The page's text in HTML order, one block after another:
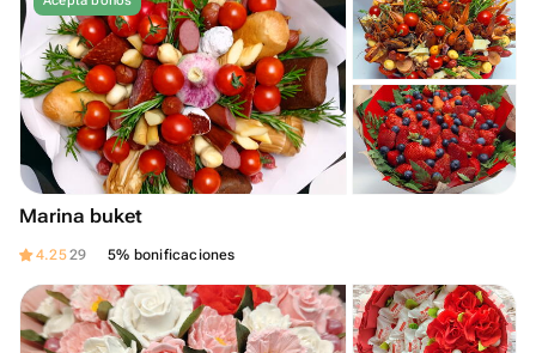
Marina buket
4.2529 5% bonificaciones